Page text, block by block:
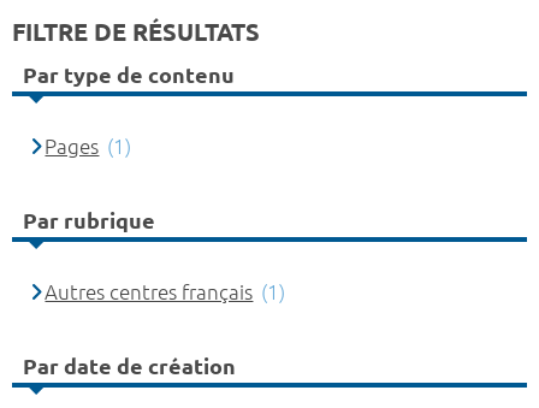
FILTRE DE RÉSULTATS
Par type de contenu
Pages (1)
Par rubrique
Autres centres français (1)
Par date de création